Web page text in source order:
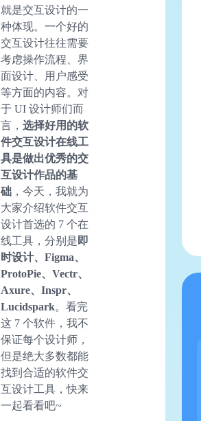
就是交互设计的一
种体现。一个好的
交互设计往往需要
考虑操作流程、界
面设计、用户感受
等方面的内容。对
于 UI 设计师们而
言， 选择好用的软
件交互设计在线工
具是做出优秀的交
互设计作品的基
础 ，今天，我就为
大家介绍软件交互
设计首选的 7 个在
线工具，分别是 即
时设计、Figma、
ProtoPie、Vectr、
Axure、Inspr、
Lucidspark。看完
这 7 个软件，我不
保证每个设计师，
但是绝大多数都能
找到合适的软件交
互设计工具，快来
一起看看吧~